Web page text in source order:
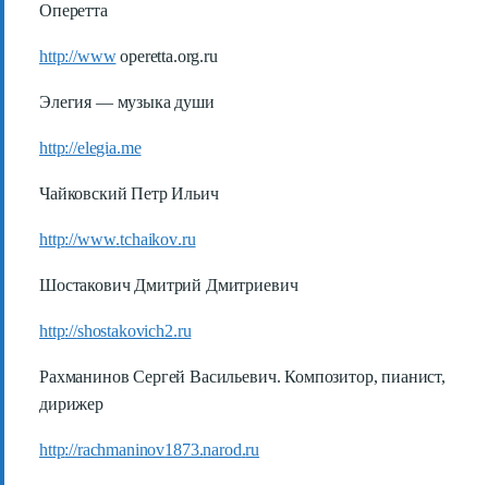
Оперетта
http://wwwoperetta.org.ru
Элегия — музыка души
http://elegia.me
Чайковский Петр Ильич
http://www.tchaikov.ru
Шостакович Дмитрий Дмитриевич
http://shostakovich2.ru
Рахманинов Сергей Васильевич. Композитор, пианист,
дирижер
http://rachmaninov1873.narod.ru